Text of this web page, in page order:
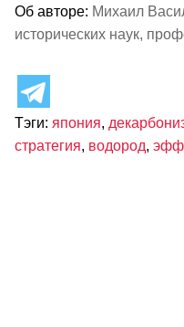
Об авторе: Михаил
исторических наук,
Тэги: япония,
стратегия, водород,